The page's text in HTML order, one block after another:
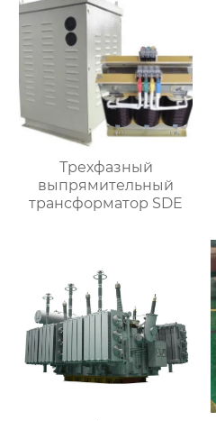
Трехфазный
выпрямительный
трансформатор SDE